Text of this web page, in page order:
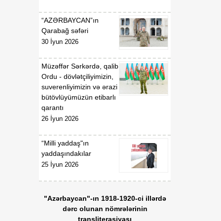
“AZƏRBAYCAN”ın
Qarabağ səfəri
30 İyun 2026
Müzəffər Sərkərdə, qalib
Ordu - dövlətçiliyimizin,
suverenliyimizin və ərazi
bütövlüyümüzün etibarlı
qarantı
26 İyun 2026
“Milli yaddaş"ın
yaddaşındakılar
25 İyun 2026
"Azərbaycan"-ın 1918-1920-ci illərdə
dərc olunan nömrələrinin
transliterasiyası